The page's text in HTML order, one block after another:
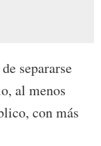
separarse
al menos
con más